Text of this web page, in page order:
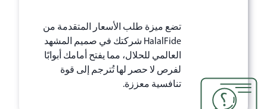
تضع ميزة طلب الأسعار المتقدمة من
HalalFide‏ شركتك في صميم المشهد
العالمي للحلال، مما يفتح أمامك أبوابًا
لفرص لا حصر لها تُترجم إلى قوة
تنافسية معززة.